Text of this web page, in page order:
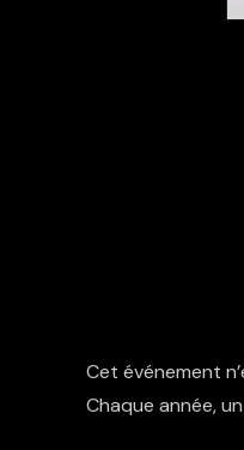
Cet événement
Chaque année,